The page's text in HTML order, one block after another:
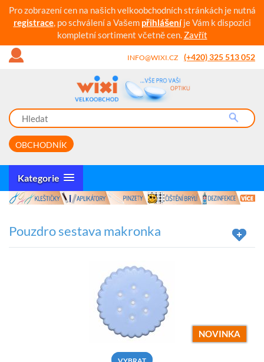
Pro zobrazení cen na našich velkoobchodních stránkách je nutná
registrace, po schválení a Vašem přihlášeníje Vám k dispozici
kompletní sortiment včetně cen. Zavřít
INFO@WIXI.CZ (+420) 325 513 052
OBCHODNÍK
Kategorie
Pouzdro sestava makronka
NOVINKA